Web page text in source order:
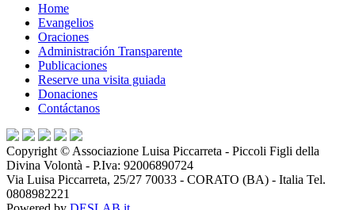
Home
Evangelios
Oraciones
Administración Transparente
Publicaciones
Reserve una visita guiada
Donaciones
Contáctanos
Copyright © Associazione Luisa Piccarreta - Piccoli Figli della
Divina Volontà - P.Iva: 92006890724
Via Luisa Piccarreta, 25/27 70033 - CORATO (BA) - Italia Tel.
0808982221